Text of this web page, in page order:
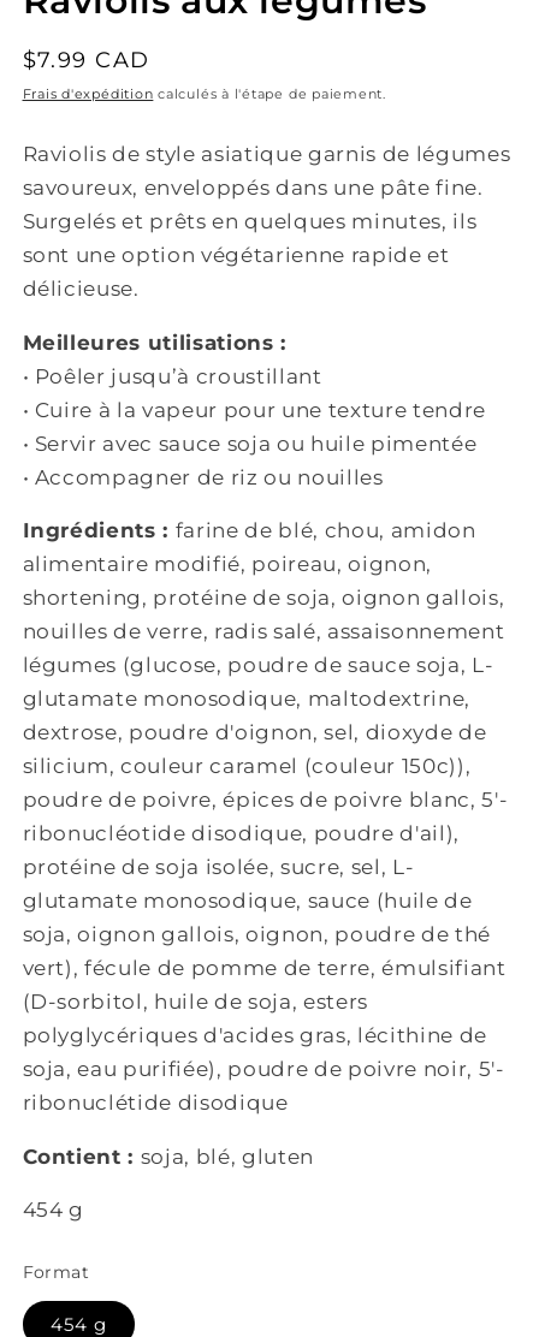
modale
Prix
habituel
$7.99 CAD
Frais d'expédition calculés à l'étape de paiement.
Raviolis de style asiatique garnis de légumes
savoureux, enveloppés dans une pâte fine.
Surgelés et prêts en quelques minutes, ils
sont une option végétarienne rapide et
délicieuse.
Meilleures utilisations :
• Poêler jusqu’à croustillant
• Cuire à la vapeur pour une texture tendre
• Servir avec sauce soja ou huile pimentée
• Accompagner de riz ou nouilles
Ingrédients : farine de blé, chou, amidon
alimentaire modifié, poireau, oignon,
shortening, protéine de soja, oignon gallois,
nouilles de verre, radis salé, assaisonnement
légumes (glucose, poudre de sauce soja, L-
glutamate monosodique, maltodextrine,
dextrose, poudre d'oignon, sel, dioxyde de
silicium, couleur caramel (couleur 150c)),
poudre de poivre, épices de poivre blanc, 5'-
ribonucléotide disodique, poudre d'ail),
protéine de soja isolée, sucre, sel, L-
glutamate monosodique, sauce (huile de
soja, oignon gallois, oignon, poudre de thé
vert), fécule de pomme de terre, émulsifiant
(D-sorbitol, huile de soja, esters
polyglycériques d'acides gras, lécithine de
soja, eau purifiée), poudre de poivre noir, 5'-
ribonuclétide disodique
Contient : soja, blé, gluten
454 g
Format
454 g